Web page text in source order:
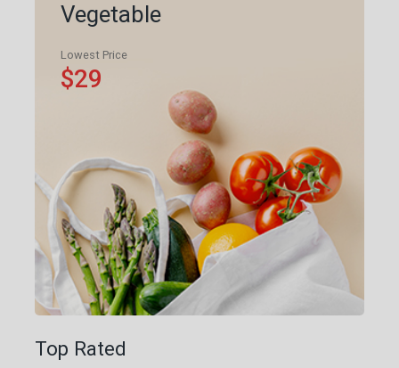
Vegetable
Lowest Price
$29
Top Rated